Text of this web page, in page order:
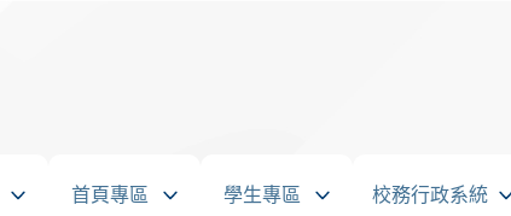
首頁專區 學生專區 校務行政系統